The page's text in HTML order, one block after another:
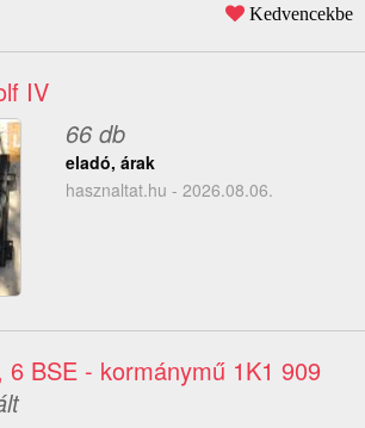
Kedvencekbe
IV
66 db
eladó, árak
hasznaltat.hu - 2026.08.06.
BSE - kormánymű 1K1 909